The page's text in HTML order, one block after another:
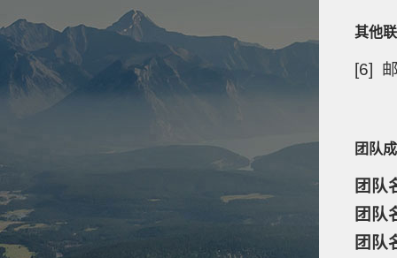
其他
[6]
团队
团队
团队
团队